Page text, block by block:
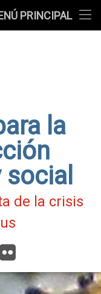
PRINCIPAL
la
de la crisis
Flickr